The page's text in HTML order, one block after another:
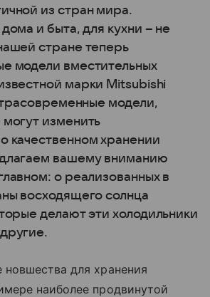
из стран мира.
и быта, для кухни – не
стране теперь
модели вместительных
марки Mitsubishi
модели,
изменить
качественном хранении
вашему вниманию
о реализованных в
восходящего солнца
делают эти холодильники
для хранения
наиболее продвинутой